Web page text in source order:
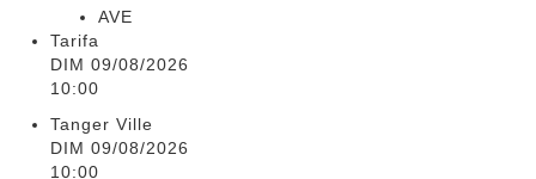
AVE
Tarifa
DIM 09/08/2026
10:00
Tanger Ville
DIM 09/08/2026
10:00